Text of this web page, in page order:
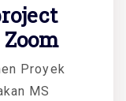
Proyek
MS